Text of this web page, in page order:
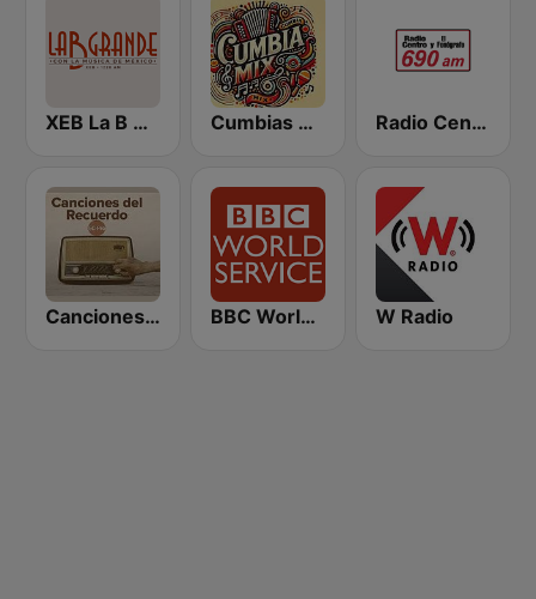
XEB La B Grande 1220 AM Cumbias Mix Radio Centro y El Fonógrafo
Canciones del Recuerdo DJec BBC World Service W Radio